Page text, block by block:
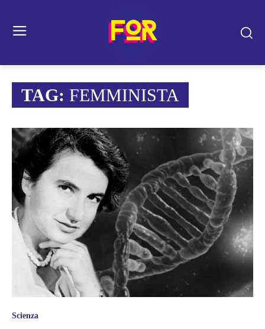
TAG: FEMMINISTA
Scienza